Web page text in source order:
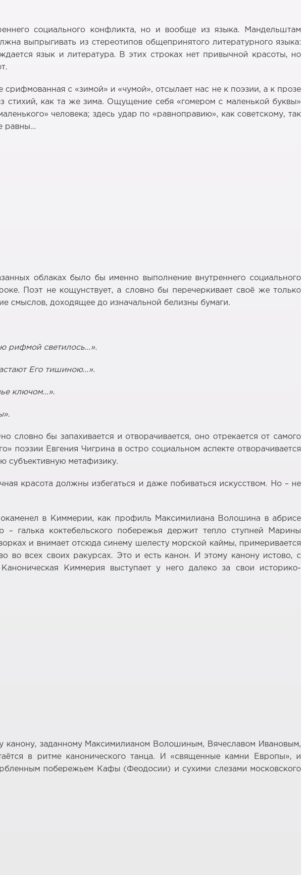
социального конфликта, но и вообще из языка. Мандельштам
выпрыгивать из стереотипов общепринятого литературного языка:
язык и литература. В этих строках нет привычной красоты, но
с «зимой» и «чумой», отсылает нас не к поэзии, а к прозе
как та же зима. Ощущение себя «гомером с маленькой буквы»
человека; здесь удар по «равноправию», как советскому, так
равны…
облаках было бы именно выполнение внутреннего социального
Поэт не кощунствует, а словно бы перечеркивает своё же только
смыслов, доходящее до изначальной белизны бумаги.
рифмой светилось…».
Его тишиною…».
ключом…».
.
бы запахивается и отворачивается, оно отрекается от самого
поэзии Евгения Чигрина в остро социальном аспекте отворачивается
субъективную метафизику.
красота должны избегаться и даже побиваться искусством. Но – не
в Киммерии, как профиль Максимилиана Волошина в абрисе
галька коктебельского побережья держит тепло ступней Марины
и внимает отсюда синему шелесту морской каймы, примеривается
во всех своих ракурсах. Это и есть канон. И этому канону истово, с
Киммерия выступает у него далеко за свои историко-
заданному Максимилианом Волошиным, Вячеславом Ивановым,
в ритме канонического танца. И «священные камни Европы», и
побережьем Кафы (Феодосии) и сухими слезами московского